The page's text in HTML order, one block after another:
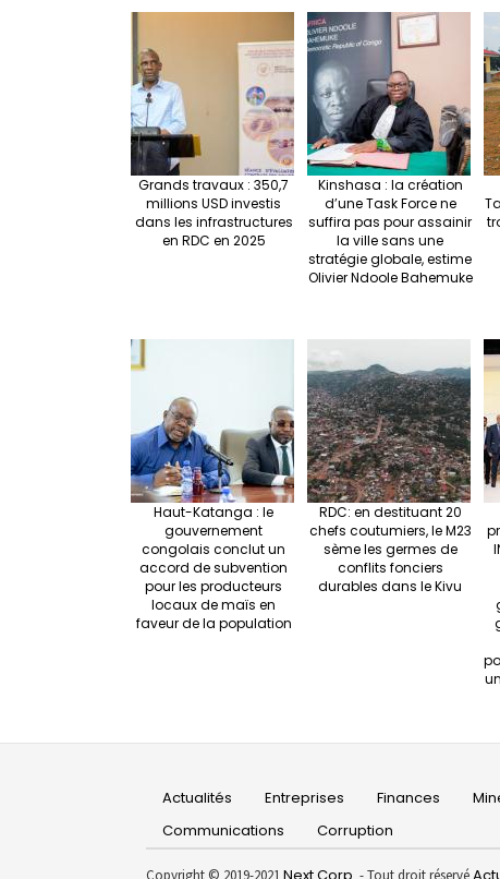
Grands travaux : 350,7
millions USD investis
dans les infrastructures
en RDC en 2025
Kinshasa : la création
d’une Task Force ne
suffira pas pour assainir
la ville sans une
stratégie globale, estime
Olivier Ndoole Bahemuke
Haut-Katanga : le
gouvernement
congolais conclut un
accord de subvention
pour les producteurs
locaux de maïs en
faveur de la population
RDC: en destituant 20
chefs coutumiers, le M23
sème les germes de
conflits fonciers
durables dans le Kivu
Main
navigation
Actualités Entreprises Finances
Communications
Corruption